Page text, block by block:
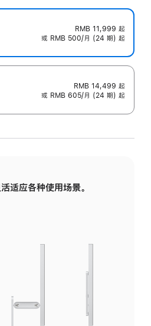
RMB 11,999 起
或 RMB 500/月 (24 期) 起
RMB 14,499 起
或 RMB 605/月 (24 期) 起
适应各种使用场景。